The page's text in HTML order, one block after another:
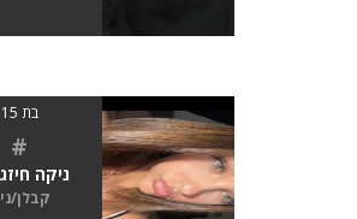
בת 15
#
ניקה
קבלן/